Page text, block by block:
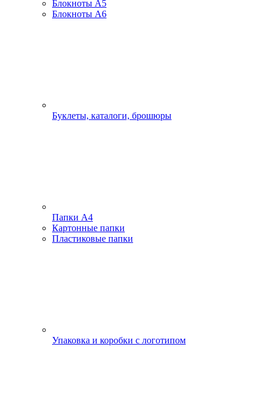
Блокноты А5
Блокноты А6
Буклеты, каталоги, брошюры
Папки А4
Картонные папки
Пластиковые папки
Упаковка и коробки с логотипом